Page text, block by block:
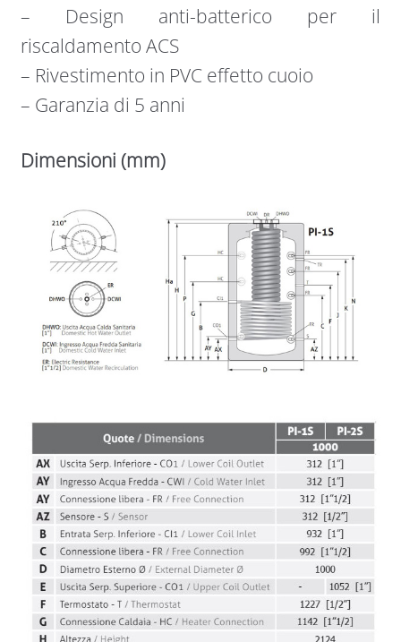
– Design anti-batterico per il
riscaldamento ACS
– Rivestimento in PVC effetto cuoio
– Garanzia di 5 anni
Dimensioni (mm)